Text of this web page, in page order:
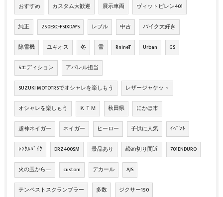
おすすめ カスタム大歓迎 展示車両 ヴィットピレン401
純正 250EXC-FSIXDAYS レブル 中古 バイク大好き
除雪機 ユキオス 冬 雪 RnineT Urban GS
Sエディション アパレル担当
SUZUKI MOTOTRSでオシャレを楽しもう レザージャケット
オシャレを楽しもう ＫＴＭ 秋田県 にかほ市
超神ネイガー ネイガー ヒーロー 子供に人気 ｲﾍﾞﾝﾄ
ﾚﾝﾀﾙﾊﾞｲｸ DRZ400SM 景品あり 締め切り間近 701ENDURO
火の玉から― custom デカール AJS
テンペストスクランブラー 多数 ジクサー150